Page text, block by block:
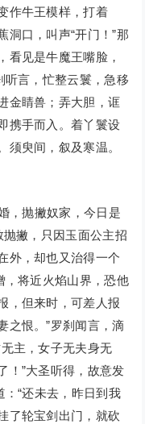
作牛王模样，打着
洞口，叫声“开门！”那
看见是牛魔王嘴脸，
听言，忙整云鬟，急移
金睛兽；弄大胆，诓
携手而入。着丫鬟设
须臾间，叙及寒温。
，抛撇奴家，今日是
抛撇，只因玉面公主招
外，却也又治得一个
，将近火焰山界，恐他
，但来时，可差人报
之恨。”罗刹闻言，滴
主，女子无夫身无
！”大圣听得，故意发
：“还未去，昨日到我
了轮宝剑出门，就砍